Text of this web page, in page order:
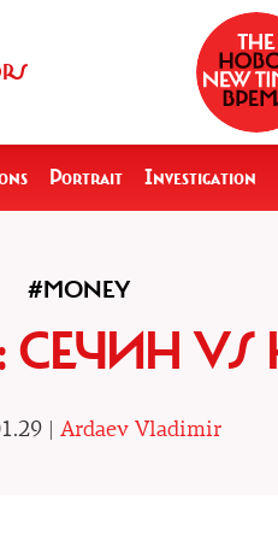
Portrait Investigation
#MONEY
СЕЧИН
| Ardaev Vladimir